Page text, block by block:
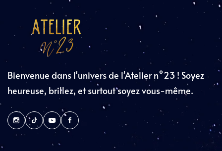
Bienvenue dans l'univers de l'Atelier n°23 ! Soyez
heureuse, brillez, et surtout soyez vous-même.